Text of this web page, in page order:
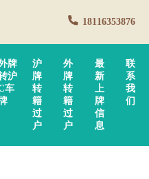
18116353876
牌
沪
车
沪
牌
转
籍
过
户
外
牌
转
籍
过
户
最
新
上
牌
信
息
联
系
我
们